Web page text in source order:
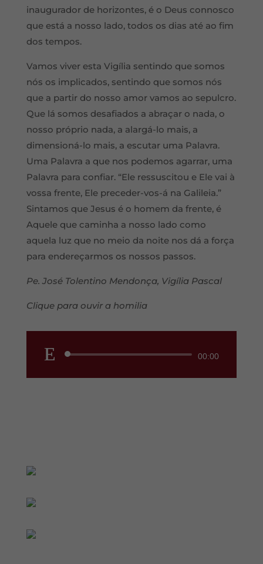
inaugurador de horizontes, é o Deus connosco
que está a nosso lado, todos os dias até ao fim
dos tempos.
Vamos viver esta Vigília sentindo que somos
nós os implicados, sentindo que somos nós
que a partir do nosso amor vamos ao sepulcro.
Que lá somos desafiados a abraçar o nada, o
nosso próprio nada, a alargá-lo mais, a
dimensioná-lo mais, a escutar uma Palavra.
Uma Palavra a que nos podemos agarrar, uma
Palavra para confiar. “Ele ressuscitou e Ele vai à
vossa frente, Ele preceder-vos-á na Galileia.”
Sintamos que Jesus é o homem da frente, é
Aquele que caminha a nosso lado como
aquela luz que no meio da noite nos dá a força
para endereçarmos os nossos passos.
Pe. José Tolentino Mendonça, Vigília Pascal
Clique para ouvir a homilia
Reprodutor
00:00